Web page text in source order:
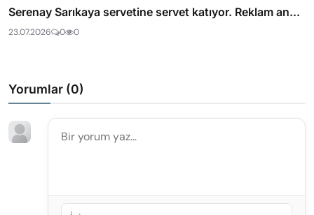
Serenay Sarıkaya servetine servet katıyor. Reklam an...
23.07.2026 0 0
Yorumlar (0)